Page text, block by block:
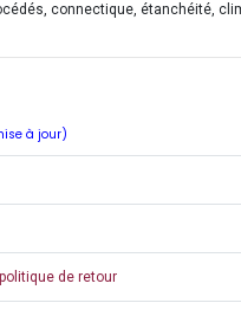
connectique, étanchéité,
à jour)
de retour